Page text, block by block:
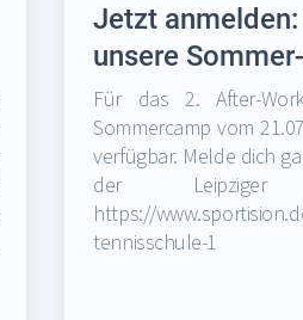
Jetzt
unsere
Für das 2. After-
Sommercamp vom
verfügbar. Melde dich
der Leipziger
https://
tennisschule-1